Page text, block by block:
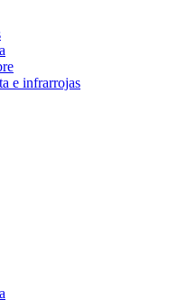
e infrarrojas